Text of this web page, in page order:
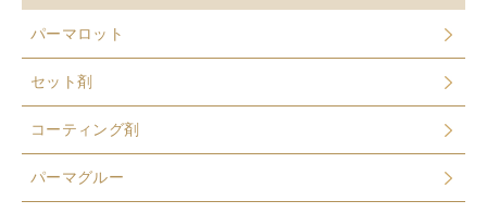
パーマロット
セット剤
コーティング剤
パーマグルー